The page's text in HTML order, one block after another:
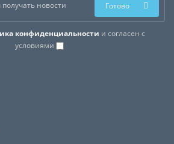
конфиденциальности и согласен с
условиями
Готово